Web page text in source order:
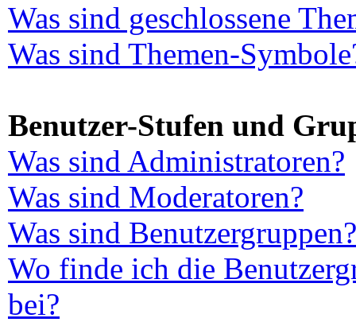
Was sind geschlossene
Was sind Themen-
Benutzer-Stufen und
Was sind Administratoren?
Was sind Moderatoren?
Was sind Benutzergruppen?
Wo finde ich die
bei?